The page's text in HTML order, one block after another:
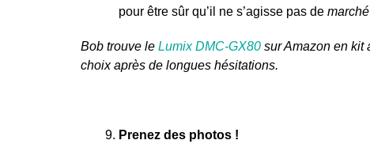
pour être sûr qu’il ne s’agisse pas de
Bob trouve le Lumix DMC-GX80 sur Amazon en kit
choix après de longues hésitations.
Prenez des photos !